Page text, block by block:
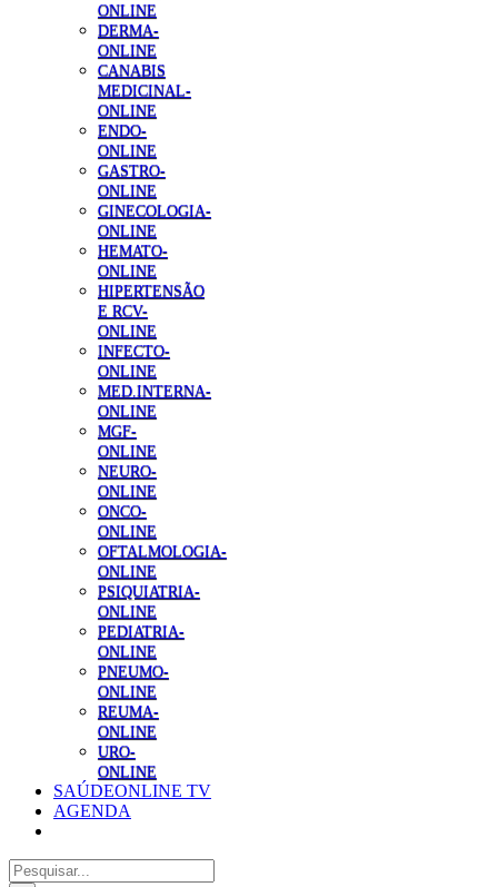
ONLINE
DERMA-
ONLINE
CANABIS
MEDICINAL-
ONLINE
ENDO-
ONLINE
GASTRO-
ONLINE
GINECOLOGIA-
ONLINE
HEMATO-
ONLINE
HIPERTENSÃO
E RCV-
ONLINE
INFECTO-
ONLINE
MED.INTERNA-
ONLINE
MGF-
ONLINE
NEURO-
ONLINE
ONCO-
ONLINE
OFTALMOLOGIA-
ONLINE
PSIQUIATRIA-
ONLINE
PEDIATRIA-
ONLINE
PNEUMO-
ONLINE
REUMA-
ONLINE
URO-
ONLINE
SAÚDEONLINE TV
AGENDA
Pesquisar